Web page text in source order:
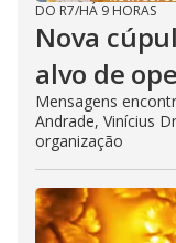
DO R7/HÁ 9 HORAS
Nova
alvo de
Mensagens
Andrade, Vinícius
organização